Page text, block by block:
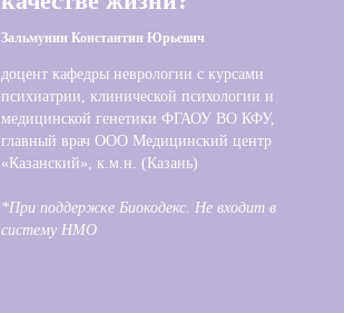
Зальмунин Константин Юрьевич
доцент кафедры неврологии с курсами
психиатрии, клинической психологии и
медицинской генетики ФГАОУ ВО КФУ,
главный врач ООО Медицинский центр
«Казанский», к.м.н. (Казань)
*При поддержке Биокодекс. Не входит в
систему НМО